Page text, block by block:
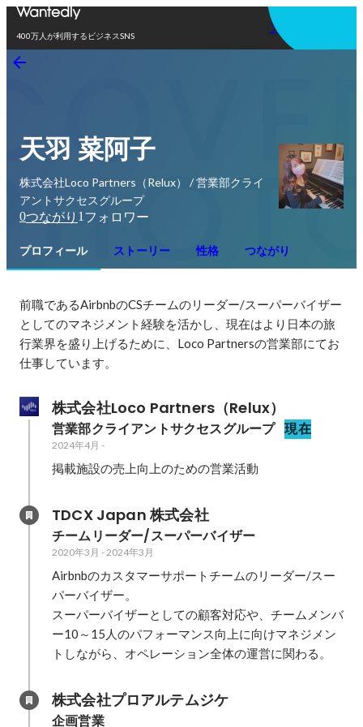
400万人が利用するビジネスSNS
アプリを使う
天羽 菜阿子
株式会社Loco Partners（Relux） / 営業部クライ
アントサクセスグループ
0つながり 1 フォロワー
プロフィール ストーリー 性格 つながり
前職であるAirbnbのCSチームのリーダー/スーパーバイザー
としてのマネジメント経験を活かし、現在はより日本の旅
行業界を盛り上げるために、Loco Partnersの営業部にてお
仕事しています。
株式会社Loco Partners（Relux）
営業部クライアントサクセスグループ 現在
2024年4月 -
掲載施設の売上向上のための営業活動
TDCX Japan 株式会社
チームリーダー/スーパーバイザー
2020年3月 -2024年3月
Airbnbのカスタマーサポートチームのリーダー/スー
パーバイザー。
スーパーバイザーとしての顧客対応や、チームメンバ
ー10～15人のパフォーマンス向上に向けマネジメン
トしながら、オペレーション全体の運営に関わる。
株式会社プロアルテムジケ
企画営業